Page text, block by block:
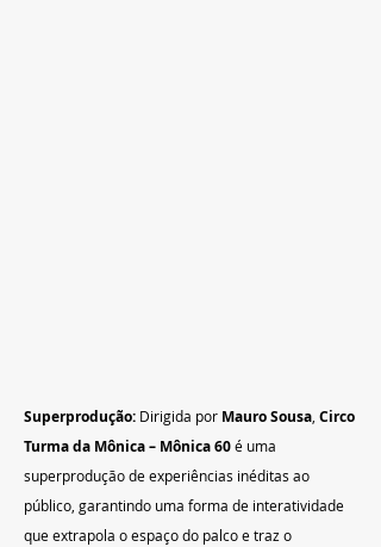
Superprodução: Dirigida por Mauro Sousa, Circo
Turma da Mônica – Mônica 60 é uma
superprodução de experiências inéditas ao
público, garantindo uma forma de interatividade
que extrapola o espaço do palco e traz o